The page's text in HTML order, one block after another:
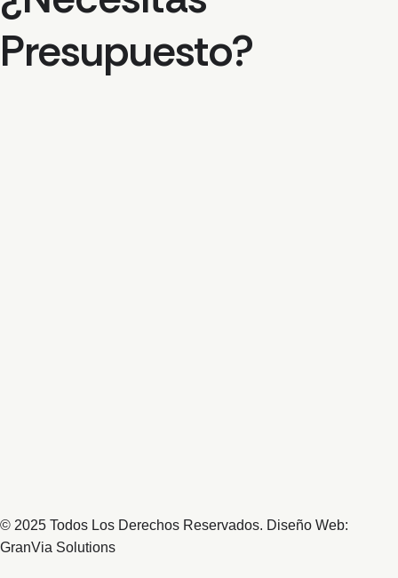
Presupuesto?
© 2025 Todos Los Derechos Reservados. Diseño Web:
GranVia Solutions